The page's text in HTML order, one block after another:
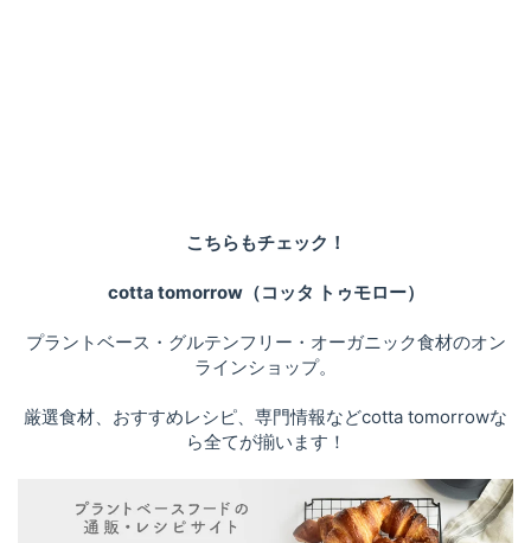
こちらもチェック！
cotta tomorrow（コッタ トゥモロー）
プラントベース・グルテンフリー・オーガニック食材のオン
ラインショップ。
厳選食材、おすすめレシピ、専門情報などcotta tomorrowな
ら全てが揃います！